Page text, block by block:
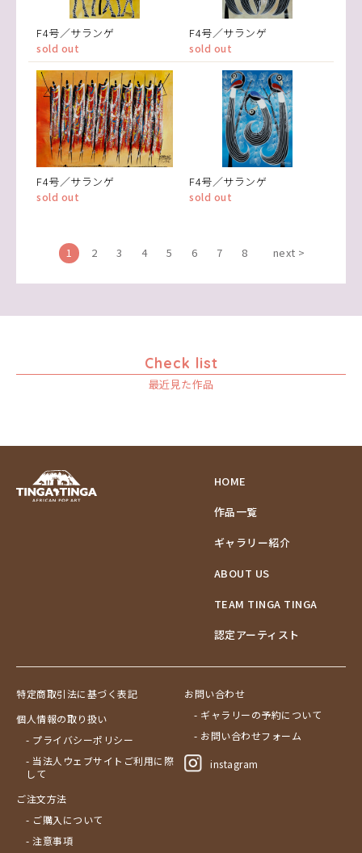
F4号／サランゲ
sold out
F4号／サランゲ
sold out
F4号／サランゲ
sold out
F4号／サランゲ
sold out
1 2 3 4 5 6 7 8 next >
Check list
最近見た作品
HOME
作品一覧
ギャラリー紹介
ABOUT US
TEAM TINGA TINGA
認定アーティスト
特定商取引法に基づく表記
個人情報の取り扱い
- プライバシーポリシー
- 当法人ウェブサイトご利用に際
して
ご注文方法
- ご購入について
- 注意事項
お問い合わせ
- ギャラリーの予約について
- お問い合わせフォーム
instagram